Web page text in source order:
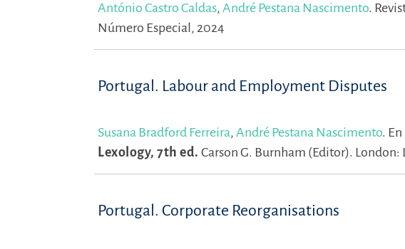
António Castro Caldas, André Pestana Nascimento.
Número Especial, 2024
Portugal. Labour and Employment Disputes
Susana Bradford Ferreira, André Pestana Nascimento. En
Lexology, 7th ed. Carson G. Burnham (Editor). London:
Portugal. Corporate Reorganisations